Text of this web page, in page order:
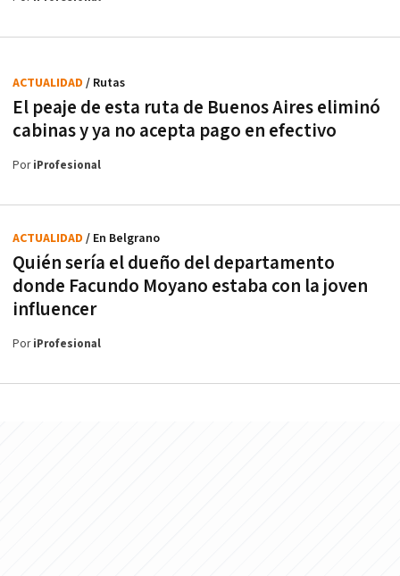
El peaje de esta ruta de Buenos Aires eliminó
cabinas y ya no acepta pago en efectivo
ACTUALIDAD / Rutas
PoriProfesional
Quién sería el dueño del departamento
donde Facundo Moyano estaba con la joven
influencer
ACTUALIDAD / En Belgrano
PoriProfesional